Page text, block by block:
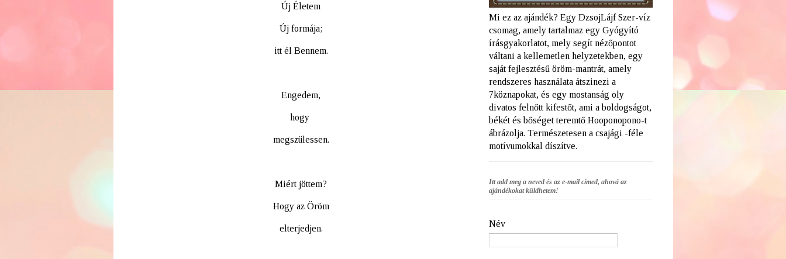
Új Életem
Új formája;
itt él Bennem.
Engedem,
hogy
megszülessen.
Miért jöttem?
Hogy az Öröm
elterjedjen.
Mi ez az ajándék? Egy DzsojLájf Szer-víz
csomag, amely tartalmaz egy Gyógyító
írásgyakorlatot, mely segít nézőpontot
váltani a kellemetlen helyzetekben, egy
saját fejlesztésű öröm-mantrát, amely
rendszeres használata átszinezi a
7köznapokat, és egy mostanság oly
divatos felnőtt kifestőt, ami a boldogságot,
békét és bőséget teremtő Hooponopono-t
ábrázolja. Természetesen a csajági -féle
motívumokkal díszítve.
Itt add meg a neved és az e-mail címed, ahová az
ajándékokat küldhetem!
Név